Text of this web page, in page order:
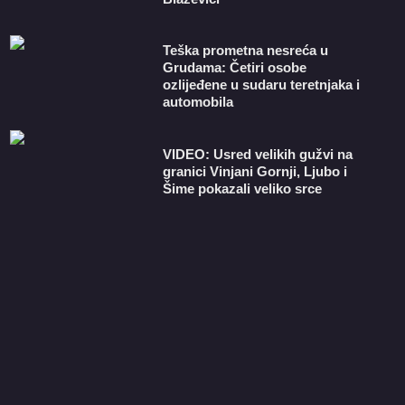
Teška prometna nesreća u
Grudama: Četiri osobe
ozlijeđene u sudaru teretnjaka i
automobila
VIDEO: Usred velikih gužvi na
granici Vinjani Gornji, Ljubo i
Šime pokazali veliko srce